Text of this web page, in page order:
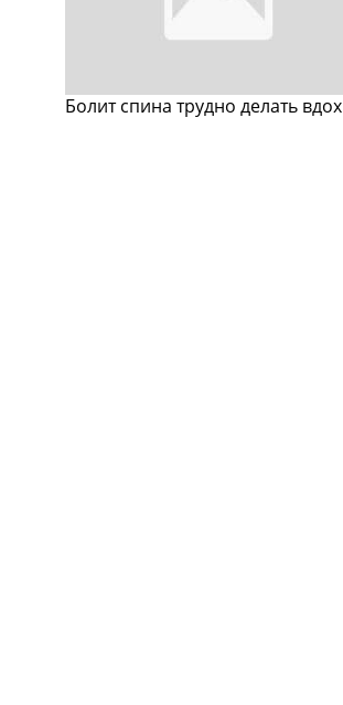
Болит спина трудно делать вдох